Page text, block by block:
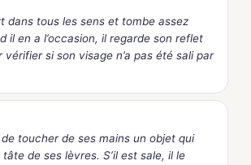
dans tous les sens et tombe assez
il en a l’occasion, il regarde son reflet
vérifier si son visage n’a pas été sali par
toucher de ses mains un objet qui
tâte de ses lèvres. S’il est sale, il le